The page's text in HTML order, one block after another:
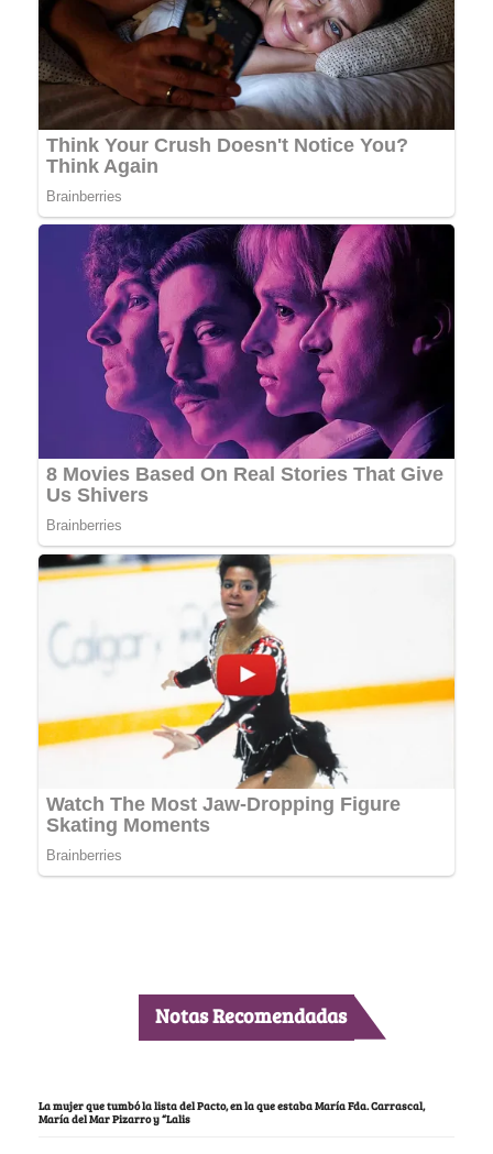
Notas Recomendadas
La mujer que tumbó la lista del Pacto, en la que estaba María Fda. Carrascal,
María del Mar Pizarro y “Lalis